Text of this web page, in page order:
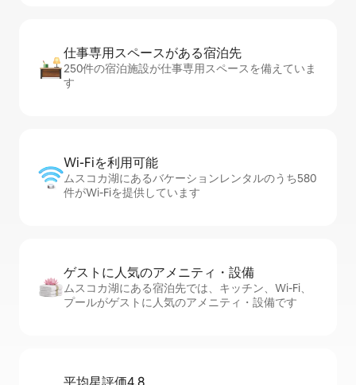
仕事専用ス⁠ペ⁠ー⁠スがあ⁠る宿⁠泊⁠先
250件の宿泊施設が仕事専用スペースを備えていま
す
Wi-Fiを利⁠用⁠可⁠能
ムスコカ湖にあるバケーションレンタルのうち580
件がWi-Fiを提供しています
ゲストに人⁠気⁠のア⁠メ⁠ニ⁠テ⁠ィ・設⁠備
ムスコカ湖にある宿泊先では、キッチン、Wi-Fi、
プールがゲストに人気のアメニティ・設備です